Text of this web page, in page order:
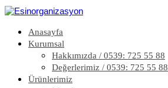
Anasayfa
Kurumsal
Hakkımızda / 0539: 725 55 88
Değerlerimiz / 0539: 725 55 88
Ürünlerimiz